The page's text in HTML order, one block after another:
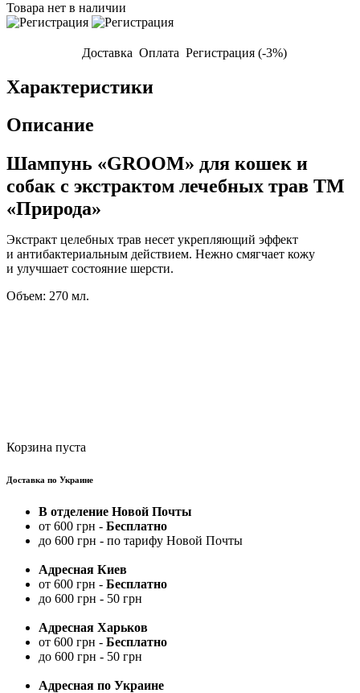
Товара нет в наличии
Доставка Оплата Регистрация (-3%)
Характеристики
Описание
Шампунь «GROOM» для кошек и
собак с экстрактом лечебных трав ТМ
«Природа»
Экстракт целебных трав несет укрепляющий эффект
и антибактериальным действием. Нежно смягчает кожу
и улучшает состояние шерсти.
Объем: 270 мл.
Корзина пуста
Доставка по Украине
В отделение Новой Почты
от 600 грн - Бесплатно
до 600 грн - по тарифу Новой Почты
Адресная Киев
от 600 грн - Бесплатно
до 600 грн - 50 грн
Адресная Харьков
от 600 грн - Бесплатно
до 600 грн - 50 грн
Адресная по Украине